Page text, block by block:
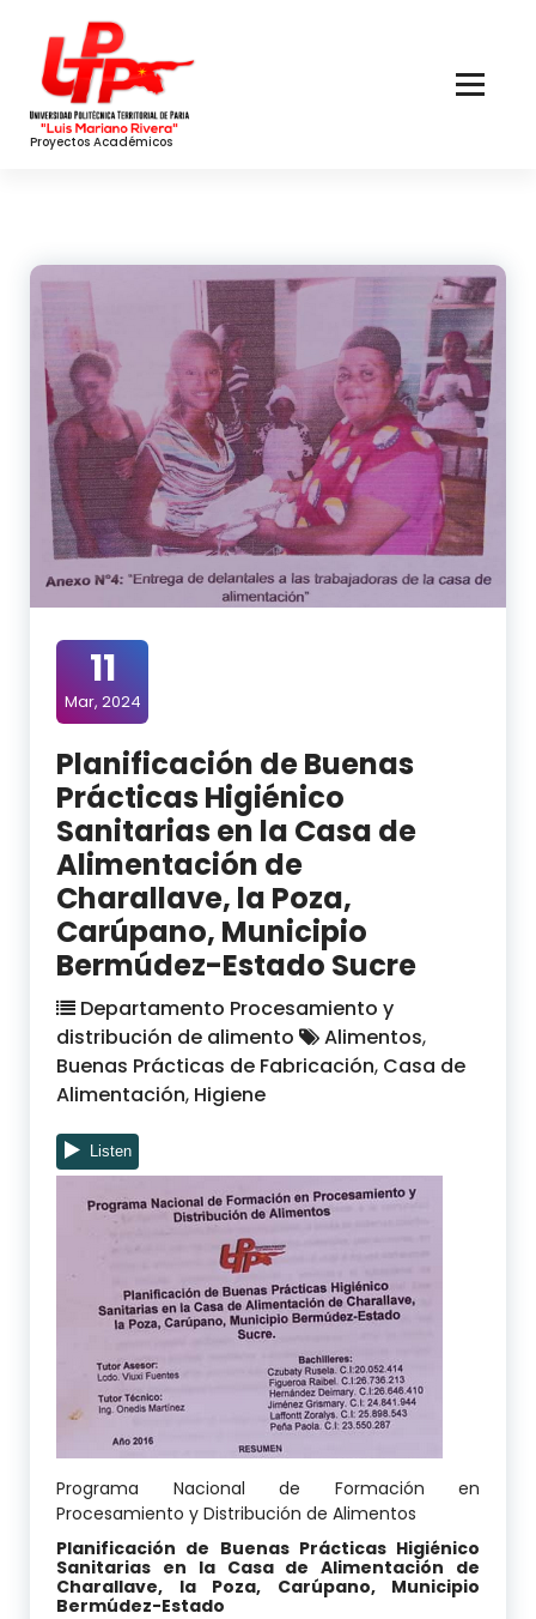
Content
Proyectos Académicos
11
Mar, 2024
Planificación de Buenas
Prácticas Higiénico
Sanitarias en la Casa de
Alimentación de
Charallave, la Poza,
Carúpano, Municipio
Bermúdez-Estado Sucre
Departamento Procesamiento y
distribución de alimento
Alimentos,
Buenas Prácticas de Fabricación, Casa de
Alimentación, Higiene
Programa Nacional de Formación en
Procesamiento y Distribución de Alimentos
Planificación de Buenas Prácticas Higiénico
Sanitarias en la Casa de Alimentación de
Charallave, la Poza, Carúpano, Municipio
Bermúdez-Estado